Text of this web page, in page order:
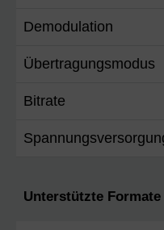
Demodulation
Übertragungsmodus
Bitrate
Unterstützte Formate